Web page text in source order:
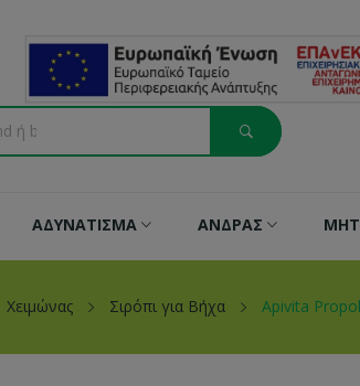
ΑΔΥΝΑΤΙΣΜΑ ΑΝΔΡΑΣ
Χειμώνας Σιρόπι για Βήχα Apivita